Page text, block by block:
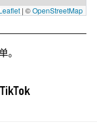
| ©OpenStreetMap
。